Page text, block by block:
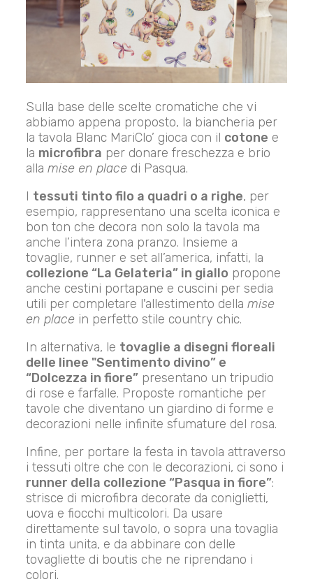
Sulla base delle scelte cromatiche che vi
abbiamo appena proposto, la biancheria per
la tavola Blanc MariClo’ gioca con il cotone e
la microfibra per donare freschezza e brio
allamise en place di Pasqua.
I tessuti tinto filo a quadri o a righe, per
esempio, rappresentano una scelta iconica e
bon ton che decora non solo la tavola ma
anche l’intera zona pranzo. Insieme a
tovaglie, runner e set all’america, infatti, la
collezione “La Gelateria” in giallo propone
anche cestini portapane e cuscini per sedia
utili per completare l'allestimento dellamise
en place in perfetto stile country chic.
In alternativa, le tovaglie a disegni floreali
delle linee "Sentimento divino” e
“Dolcezza in fiore” presentano un tripudio
di rose e farfalle. Proposte romantiche per
tavole che diventano un giardino di forme e
decorazioni nelle infinite sfumature del rosa.
Infine, per portare la festa in tavola attraverso
i tessuti oltre che con le decorazioni, ci sono i
runner della collezione “Pasqua in fiore”:
strisce di microfibra decorate da coniglietti,
uova e fiocchi multicolori. Da usare
direttamente sul tavolo, o sopra una tovaglia
in tinta unita, e da abbinare con delle
tovagliette di boutis che ne riprendano i
colori.